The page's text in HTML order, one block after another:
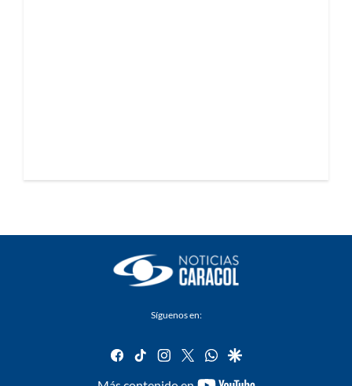
Síguenos en:
facebook
tiktok instagram
twitterwhatsapp
google